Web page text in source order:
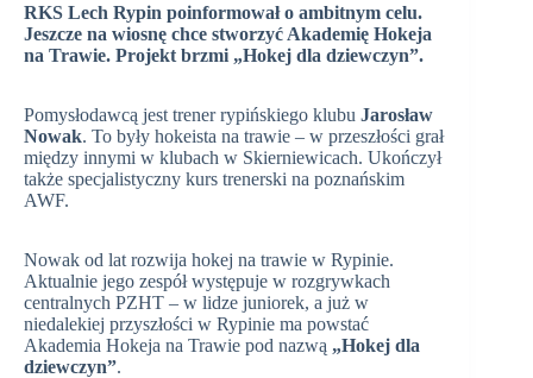
RKS Lech Rypin poinformował o ambitnym celu.
Jeszcze na wiosnę chce stworzyć Akademię Hokeja
na Trawie. Projekt brzmi „Hokej dla dziewczyn”.
Pomysłodawcą jest trener rypińskiego klubu Jarosław
Nowak. To były hokeista na trawie – w przeszłości grał
między innymi w klubach w Skierniewicach. Ukończył
także specjalistyczny kurs trenerski na poznańskim
AWF.
Nowak od lat rozwija hokej na trawie w Rypinie.
Aktualnie jego zespół występuje w rozgrywkach
centralnych PZHT – w lidze juniorek, a już w
niedalekiej przyszłości w Rypinie ma powstać
Akademia Hokeja na Trawie pod nazwą „Hokej dla
dziewczyn”.